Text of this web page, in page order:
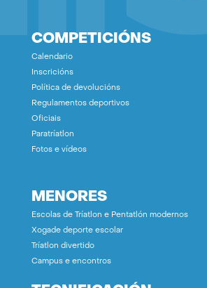
COMPETICIÓNS
Calendario
Inscricións
Política de devolucións
Regulamentos deportivos
Oficiais
Paratríatlon
Fotos e vídeos
MENORES
Escolas de Tríatlon e Pentatlón modernos
Xogade deporte escolar
Tríatlon divertido
Campus e encontros